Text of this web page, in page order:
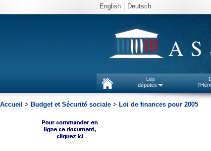
English Deutsch
Les
députés
Accueil > Budget et Sécurité sociale > Loi de finances pour 2005